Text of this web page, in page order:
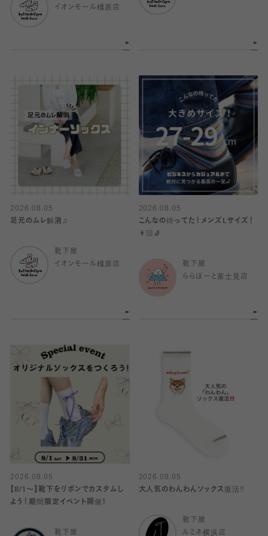
イオンモール橿原店
2026.08.05
足元のムレ解消♫
靴下屋
イオンモール橿原店
2026.08.05
こんなの待ってた！メンズLサイズ！
👨🏻🧦
靴下屋
ららぽーと富士見店
2026.08.05
【8/1〜】靴下をリボンでカスタムし
よう！期間限定イベント開催！
靴下屋
2026.08.05
大人気のわんわんソックス復活‼️
靴下屋
ルミネ横浜店